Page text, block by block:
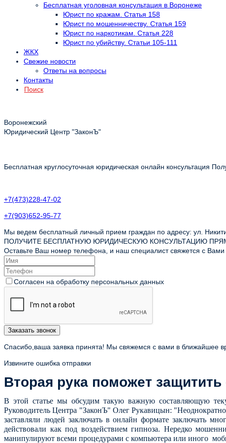
Бесплатная уголовная консультация в Воронеже
Юрист по кражам. Статья 158
Юрист по мошенничеству. Статья 159
Юрист по наркотикам. Статья 228
Юрист по убийству. Статьи 105-111
ЖКХ
Свежие новости
Ответы на вопросы
Контакты
Поиск
Воронежский
Юридический Центр "ЗаконЪ"
Бесплатная круглосуточная юридическая онлайн консультация
+7(473)228-47-02
+7(903)652-95-77
Мы ведем бесплатный личный прием граждан по адресу: ул.
ПОЛУЧИТЕ БЕСПЛАТНУЮ ЮРИДИЧЕСКУЮ КОНСУЛЬТАЦИЮ
Оставьте Ваш номер телефона, и наш специалист свяжется с Вами
Согласен на обработку персональных данных
Заказать звонок
Спасибо,ваша заявка принята! Мы свяжемся с вами в ближайшее
Извините ошибка отправки
Вторая рука поможет
В этой статье мы обсудим такую важную составляющую
Руководитель Центра "ЗаконЪ" Олег Рукавицын:
заставляли людей заключать в онлайн формате заключать
действовали как под воздействием гипноза. Нередко
манипулируют всеми процедурами с компьютера или иного